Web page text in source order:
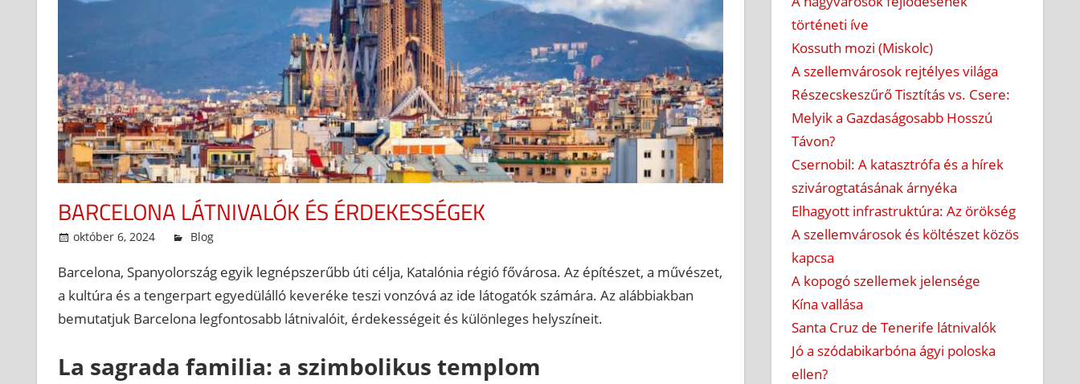
BARCELONA LÁTNIVALÓK ÉS ÉRDEKESSÉGEK
október 6, 2024 admin
Blog
Barcelona, Spanyolország egyik legnépszerűbb úti célja, Katalónia régió fővárosa. Az építészet, a művészet,
a kultúra és a tengerpart egyedülálló keveréke teszi vonzóvá az ide látogatók számára. Az alábbiakban
bemutatjuk Barcelona legfontosabb látnivalóit, érdekességeit és különleges helyszíneit.
La sagrada familia: a szimbolikus templom
történeti íve
Kossuth mozi (Miskolc)
A szellemvárosok rejtélyes világa
Részecskeszűrő Tisztítás vs. Csere:
Melyik a Gazdaságosabb Hosszú
Távon?
Csernobil: A katasztrófa és a hírek
szivárogtatásának árnyéka
Elhagyott infrastruktúra: Az örökség
A szellemvárosok és költészet közös
kapcsa
A kopogó szellemek jelensége
Kína vallása
Santa Cruz de Tenerife látnivalók
Jó a szódabikarbóna ágyi poloska
ellen?